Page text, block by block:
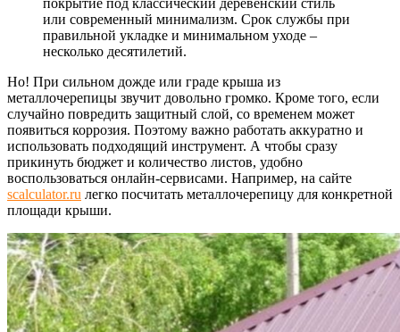
покрытие под классический деревенский стиль
или современный минимализм. Срок службы при
правильной укладке и минимальном уходе –
несколько десятилетий.
Но! При сильном дожде или граде крыша из
металлочерепицы звучит довольно громко. Кроме того, если
случайно повредить защитный слой, со временем может
появиться коррозия. Поэтому важно работать аккуратно и
использовать подходящий инструмент. А чтобы сразу
прикинуть бюджет и количество листов, удобно
воспользоваться онлайн-сервисами. Например, на сайте
scalculator.ru легко посчитать металлочерепицу для конкретной
площади крыши.